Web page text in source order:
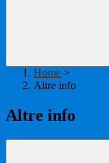
Home >
Altre info
Altre info